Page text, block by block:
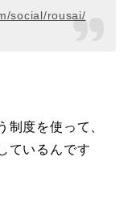
social/rousai/
制度を使って、
ているんです